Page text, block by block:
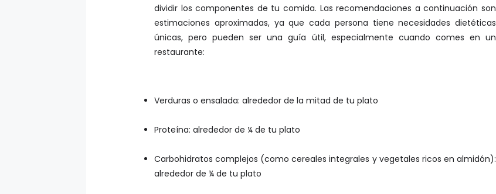
dividir los componentes de tu comida. Las recomendaciones a continuación son
estimaciones aproximadas, ya que cada persona tiene necesidades dietéticas
únicas, pero pueden ser una guía útil, especialmente cuando comes en un
restaurante:
Verduras o ensalada: alrededor de la mitad de tu plato
Proteína: alrededor de ¼ de tu plato
Carbohidratos complejos (como cereales integrales y vegetales ricos en almidón):
alrededor de ¼ de tu plato